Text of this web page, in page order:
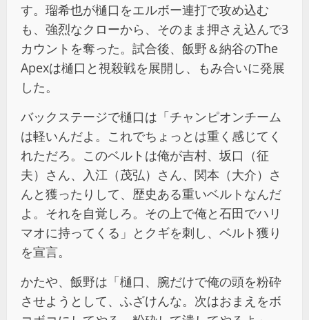
す。瑠希也が樋口をエルボー連打で攻め込む
も、強烈なクローから、そのまま押さえ込んで3
カウントを奪った。試合後、飯野＆納谷のThe
Apexは樋口と視殺戦を展開し、もみ合いに発展
した。
バックステージで樋口は「チャンピオンチーム
は軽いんだよ。これでちょっとは重く感じてく
れただろ。このベルトは俺が吉村、坂口（征
夫）さん、入江（茂弘）さん、関本（大介）さ
んと獲ったりして、歴史ある重いベルトなんだ
よ。それを自覚しろ。その上で俺と石田でハリ
マオに持ってくる」とクギを刺し、ベルト獲り
を宣言。
かたや、飯野は「樋口、腕だけで俺の頭を粉砕
させようとして、ふざけんな。次はおまえをボ